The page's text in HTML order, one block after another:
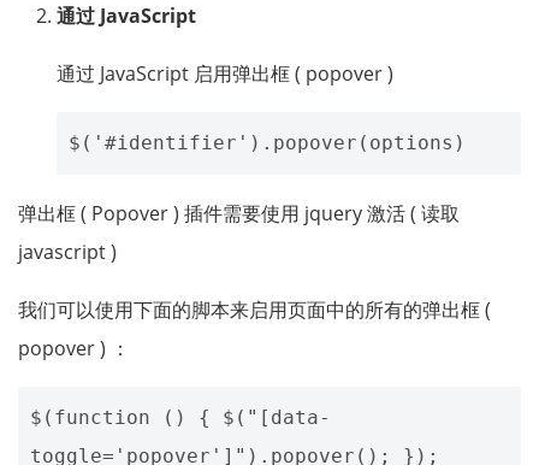
通过 JavaScript
通过 JavaScript 启用弹出框 ( popover )
弹出框 ( Popover ) 插件需要使用 jquery 激活 ( 读取
javascript )
我们可以使用下面的脚本来启用页面中的所有的弹出框 (
popover ) ：
$(function () { $("[data-